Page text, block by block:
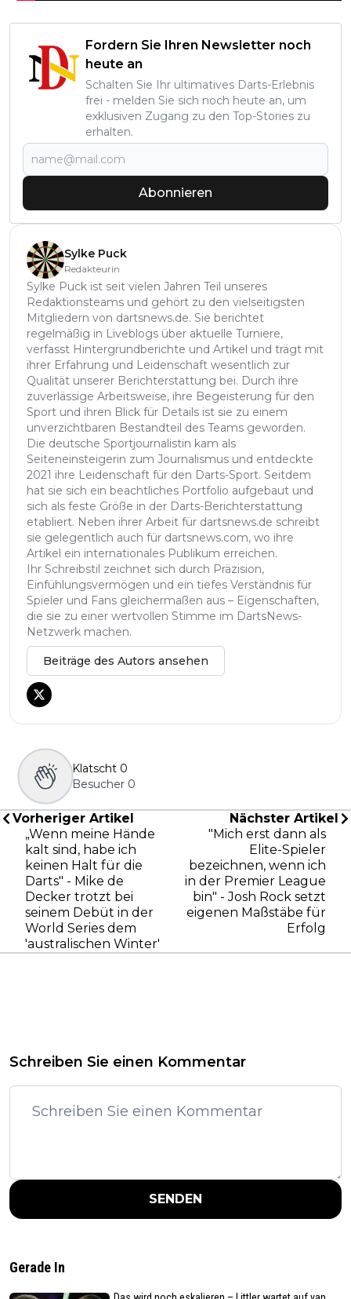
Fordern Sie Ihren Newsletter noch
heute an
Schalten Sie Ihr ultimatives Darts-Erlebnis
frei - melden Sie sich noch heute an, um
exklusiven Zugang zu den Top-Stories zu
erhalten.
Abonnieren
Sylke Puck
Redakteurin
Sylke Puck ist seit vielen Jahren Teil unseres
Redaktionsteams und gehört zu den vielseitigsten
Mitgliedern von dartsnews.de. Sie berichtet
regelmäßig in Liveblogs über aktuelle Turniere,
verfasst Hintergrundberichte und Artikel und trägt mit
ihrer Erfahrung und Leidenschaft wesentlich zur
Qualität unserer Berichterstattung bei. Durch ihre
zuverlässige Arbeitsweise, ihre Begeisterung für den
Sport und ihren Blick für Details ist sie zu einem
unverzichtbaren Bestandteil des Teams geworden.
Die deutsche Sportjournalistin kam als
Seiteneinsteigerin zum Journalismus und entdeckte
2021 ihre Leidenschaft für den Darts-Sport. Seitdem
hat sie sich ein beachtliches Portfolio aufgebaut und
sich als feste Größe in der Darts-Berichterstattung
etabliert. Neben ihrer Arbeit für dartsnews.de schreibt
sie gelegentlich auch für dartsnews.com, wo ihre
Artikel ein internationales Publikum erreichen.
Ihr Schreibstil zeichnet sich durch Präzision,
Einfühlungsvermögen und ein tiefes Verständnis für
Spieler und Fans gleichermaßen aus – Eigenschaften,
die sie zu einer wertvollen Stimme im DartsNews-
Netzwerk machen.
Beiträge des Autors ansehen
Klatscht 0
Besucher 0
Vorheriger Artikel
„Wenn meine Hände
kalt sind, habe ich
keinen Halt für die
Darts" - Mike de
Decker trotzt bei
seinem Debüt in der
World Series dem
'australischen Winter'
Nächster Artikel
"Mich erst dann als
Elite-Spieler
bezeichnen, wenn ich
in der Premier League
bin" - Josh Rock setzt
eigenen Maßstäbe für
Erfolg
Schreiben Sie einen Kommentar
SENDEN
Gerade In